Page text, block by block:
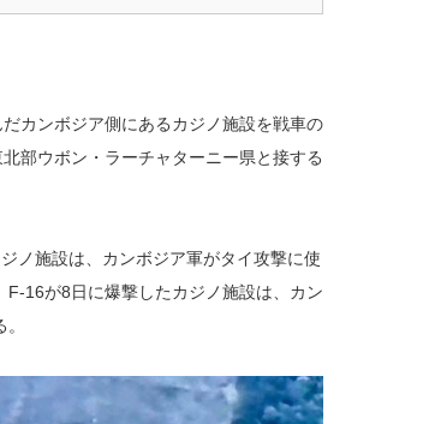
カンボジア側にあるカジノ施設を戦車の
部ウボン・ラーチャターニー県と接する
ノ施設は、カンボジア軍がタイ攻撃に使
16が8日に爆撃したカジノ施設は、カン